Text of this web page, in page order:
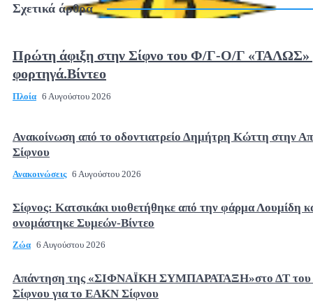
Σχετικά άρθρα
Πρώτη άφιξη στην Σίφνο του Φ/Γ-Ο/Γ «ΤΑΛΩΣ»
φορτηγά.Βίντεο
Πλοία 6 Αυγούστου 2026
Ανακοίνωση από το οδοντιατρείο Δημήτρη Κώττη στην
Σίφνου
Ανακοινώσεις 6 Αυγούστου 2026
Σίφνος: Κατσικάκι υιοθετήθηκε από την φάρμα Λουμίδη
ονομάστηκε Συμεών-Βίντεο
Ζώα 6 Αυγούστου 2026
Απάντηση της «ΣΙΦΝΑΪΚΗ ΣΥΜΠΑΡΑΤΑΞΗ»στο ΔΤ του
Σίφνου για το ΕΑΚΝ Σίφνου